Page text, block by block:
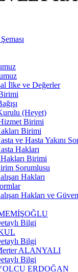
İlke ve Değerler
(Heyet)
Birimi
Birimi
ve Hasta Yakını
Hakları
Hakları Birimi
Sorumlusu
Hakları
Hakları ve
Bilgi
Bilgi
ALANYALI
Bilgi
ERDOĞAN